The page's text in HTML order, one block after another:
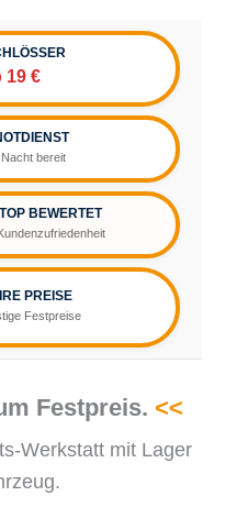
19 €
bereit
TOP BEWERTET
PREISE
Festpreise
Festpreis. <<
Werkstatt mit Lager